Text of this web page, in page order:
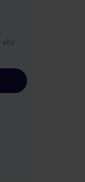
aby